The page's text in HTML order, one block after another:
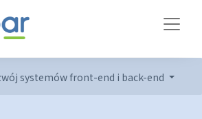
systemów front-end i back-end